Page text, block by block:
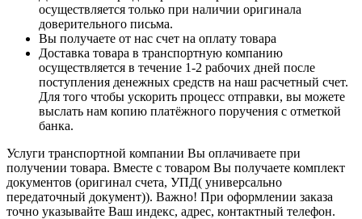
осуществляется только при наличии оригинала
доверительного письма.
Вы получаете от нас счет на оплату товара
Доставка товара в транспортную компанию
осуществляется в течение 1-2 рабочих дней после
поступления денежных средств на наш расчетный счет.
Для того чтобы ускорить процесс отправки, вы можете
выслать нам копию платёжного поручения с отметкой
банка.
Услуги транспортной компании Вы оплачиваете при
получении товара. Вместе с товаром Вы получаете комплект
документов (оригинал счета, УПД( универсально
передаточный документ)). Важно! При оформлении заказа
точно указывайте Ваш индекс, адрес, контактный телефон.